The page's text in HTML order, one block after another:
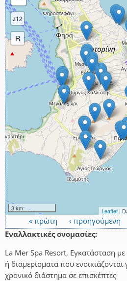
z12
R
3 km Leaflet |
Σελίδες
« πρώτη ‹ προηγούμενη
Εναλλακτικές ονομασίες:
La Mer Spa Resort, Εγκατάσταση
ή διαμερίσματα που ενοικιάζονται
χρονικό διάστημα σε επισκέπτες